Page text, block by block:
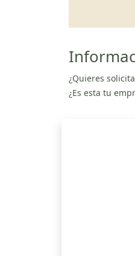
¿Quieres
¿Es esta tu